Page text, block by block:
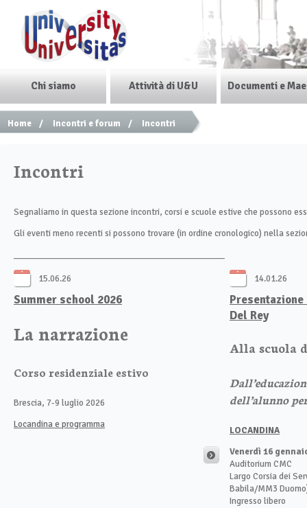
Chi siamo Attività di U&U Documenti e
Home / Incontri e forum / Incontri
Incontri
Segnaliamo in questa sezione incontri, corsi e scuole estive che possono
Gli eventi meno recenti si possono trovare (in ordine cronologico) nella
15.06.26
Summer school 2026
La narrazione
Corso residenziale estivo
Brescia, 7-9 luglio 2026
Locandina e programma
14.01.26
Del Rey
Alla scuola
dell’alunno
LOCANDINA
Venerdì 16
Auditorium CMC
Largo Corsia dei
Babila/MM3
Ingresso libero